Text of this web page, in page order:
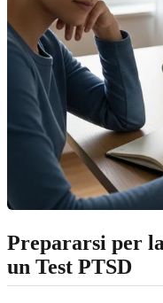
Prepararsi per
un Test PTSD